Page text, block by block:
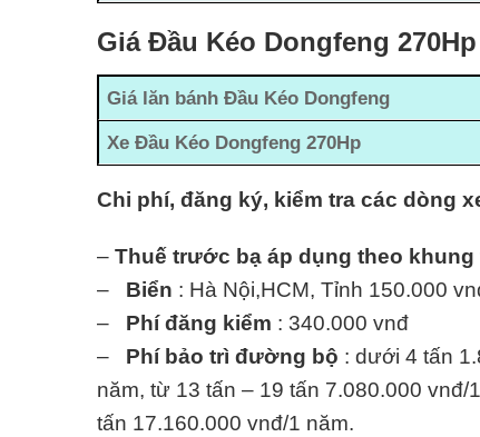
Giá Đầu Kéo Dongfeng
Giá lăn bánh Đầu Kéo Dongfeng
Xe Đầu Kéo Dongfeng 270Hp
Chi phí, đăng ký, kiểm tra các dòng
– Thuế trước bạ áp dụng theo khung
– Biển : Hà Nội,HCM, Tỉnh 150.000
– Phí đăng kiểm : 340.000 vnđ
– Phí bảo trì đường bộ : dưới 4 tấn
năm, từ 13 tấn – 19 tấn 7.080.000
tấn 17.160.000 vnđ/1 năm.